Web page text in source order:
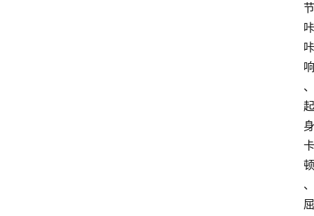
节
咔
咔
响
、
起
身
卡
顿
、
屈